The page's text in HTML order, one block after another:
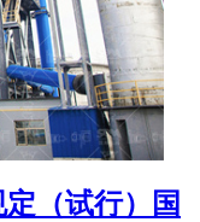
（试行）国